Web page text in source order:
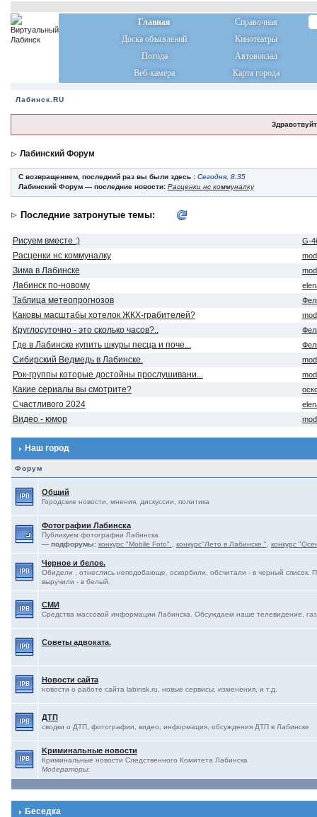
Главная
Справочная
Доска объявлений
Кинотеатры
Погода
Автовокзал
Веб-камера
Карта города
Лабинск.RU
Лабинский Форум
С возвращением, последний раз вы были здесь : Сегодня, 8:35
Лабинский Форум — последние новости: Расценки нс коммуналку
Последние затронутые темы:
Рисуем вместе :) G-
Расценки нс коммуналку
Зима в Лабинске
Лабинск по-новому
Таблица метеопрогнозов
Каковы масштабы хотелок ЖКХ-грабителей?
Круглосуточно - это сколько часов?..
Где в Лабинске купить шкуры песца и поче...
Сибирский Ведмедь в Лабинске.
Рок-группы которые достойны прослушивани...
Какие сериалы вы смотрите?
Счастливого 2024
Видео - юмор
Наш город
Форум
Общий
Городские новости, мнения, дискуссии, политика
Фотографии Лабинска
Публикуем фотографии Лабинска
— подфорумы: конкурс "Mobile Foto". конкурс"Лето в Лабинске." конкурс
Черное и белое.
Обидели , отнеслись неподобающе, оскорбили, обсчитали - в черный список.
выручили - в белый.
СМИ
Средства массовой информации Лабинска. Обсуждаем наше телевидение,
Советы адвоката.
Новости сайта
новости о работе сайта labinsk.ru, новые сервисы, изменения, и т.д.
ДТП
сводки о ДТП, фотографии, видео, информация, обсуждения ДТП в Лабинске
Kриминальные новости
Криминальные новости Следственного Комитета Лабинска
Модераторы:
Беседка